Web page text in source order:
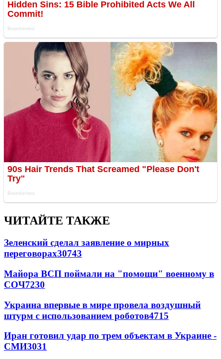
ЧИТАЙТЕ ТАКЖЕ
Зеленский сделал заявление о мирных
переговорах30743
Майора ВСП поймали на "помощи" военному в
СОЧ7230
Украина впервые в мире провела воздушный
штурм с использованием роботов4715
Иран готовил удар по трем объектам в Украине -
СМИ3031